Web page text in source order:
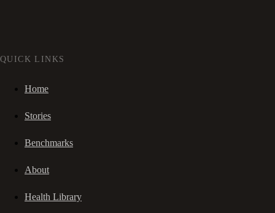
QUICK LINKS
Home
Stories
Benchmarks
About
Health Library